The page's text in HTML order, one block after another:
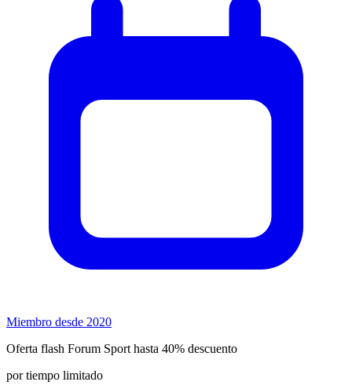
Miembro desde 2020
Oferta flash Forum Sport hasta 40% descuento
por tiempo limitado